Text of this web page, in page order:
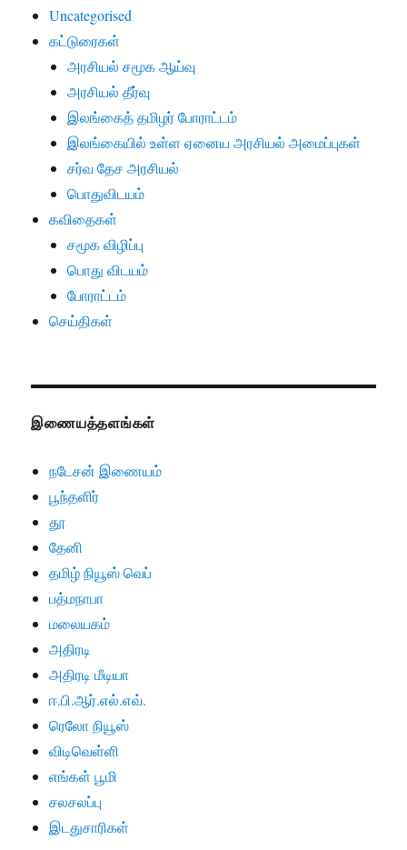
Uncategorised
கட்டுரைகள்
அரசியல் சமூக ஆய்வு
அரசியல் தீர்வு
இலங்கைத் தமிழர் போராட்டம்
இலங்கையில் உள்ள ஏனைய அரசியல் அமைப்புகள்
சர்வ தேச அரசியல்
பொதுவிடயம்
கவிதைகள்
சமூக விழிப்பு
பொது விடயம்
போராட்டம்
செய்திகள்
இணையத்தளங்கள்
நடேசன் இணையம்
பூந்தளிர்
தூ
தேனி
தமிழ் நியூஸ் வெப்
பத்மநாபா
மலையகம்
அதிரடி
அதிரடி மீடியா
ஈ.பி.ஆர்.எல்.எவ்.
ரெலோ நியூஸ்
விடிவெள்ளி
எங்கள் பூமி
சலசலப்பு
இடதுசாரிகள்